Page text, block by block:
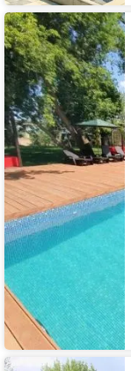
Загородный
отель
Andreeff
Club
База